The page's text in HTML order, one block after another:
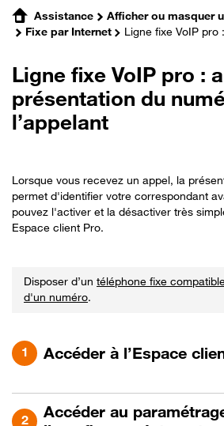
Assistance
Afficher ou masquer
Fixe par Internet
Ligne fixe VoIP pro
Ligne fixe VoIP pro :
présentation du
l’appelant
Lorsque vous recevez un appel, la
permet d'identifier votre correspondant
pouvez l'activer et la désactiver très
Espace client Pro.
Disposer d’un téléphone fixe
d'un numéro.
Accéder à l’Espace
Accéder au